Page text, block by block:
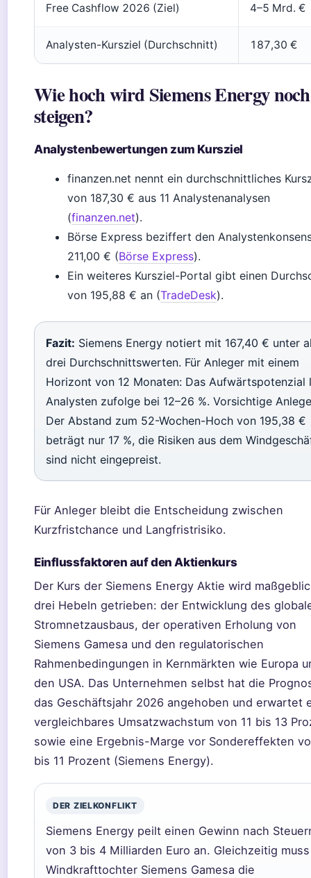
Free Cashflow 2026 (Ziel) 4–5 Mrd. €
Analysten-Kursziel (Durchschnitt) 187,30 €
Wie hoch wird Siemens Energy noch
steigen?
Analystenbewertungen zum Kursziel
finanzen.net nennt ein durchschnittliches
von 187,30 € aus 11 Analystenanalysen
(finanzen.net).
Börse Express beziffert den
211,00 € (Börse Express).
Ein weiteres Kursziel-Portal gibt einen
von 195,88 € an (TradeDesk).
Fazit: Siemens Energy notiert mit 167,40 € unter
drei Durchschnittswerten. Für Anleger mit einem
Horizont von 12 Monaten: Das Aufwärtspotenzial
Analysten zufolge bei 12–26 %. Vorsichtige
Der Abstand zum 52-Wochen-Hoch von 195,38 €
beträgt nur 17 %, die Risiken aus dem
sind nicht eingepreist.
Für Anleger bleibt die Entscheidung zwischen
Kurzfristchance und Langfristrisiko.
Einflussfaktoren auf den Aktienkurs
Der Kurs der Siemens Energy Aktie wird
drei Hebeln getrieben: der Entwicklung des
Stromnetzausbaus, der operativen Erholung von
Siemens Gamesa und den regulatorischen
Rahmenbedingungen in Kernmärkten wie Europa
den USA. Das Unternehmen selbst hat die
das Geschäftsjahr 2026 angehoben und erwartet
vergleichbares Umsatzwachstum von 11 bis 13
sowie eine Ergebnis-Marge vor Sondereffekten
bis 11 Prozent (Siemens Energy).
DER ZIELKONFLIKT
Siemens Energy peilt einen Gewinn nach
von 3 bis 4 Milliarden Euro an. Gleichzeitig
Windkrafttochter Siemens Gamesa die